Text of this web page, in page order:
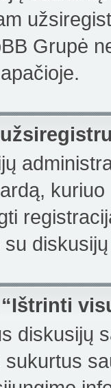
Grupė
diskusijų